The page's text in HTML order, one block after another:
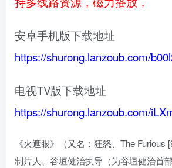
安卓手机版下载地址
https://shurong.lanzoub.com/
电视TV版下载地址
https://shurong.lanzoub.com/
《火遮眼》（又名：狂怒、The Furious
制片人、谷垣健治执导（为谷垣健治首